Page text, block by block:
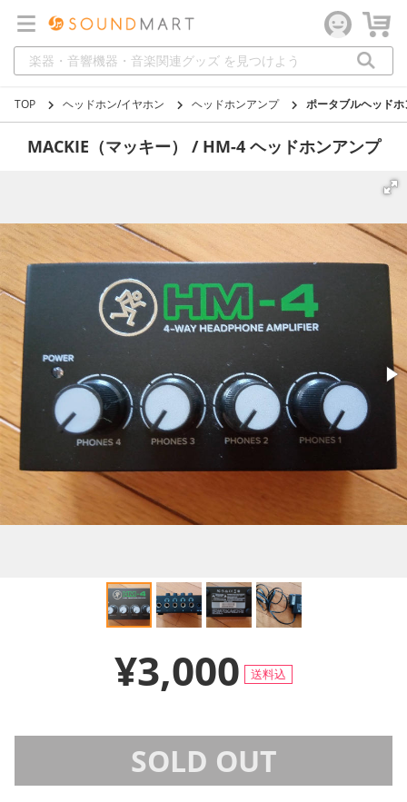
TOP ヘッドホン/イヤホン ヘッドホンアンプ ポータブルヘッド
MACKIE（マッキー） / HM-4 ヘッドホンアンプ
¥3,000 送料込
SOLD OUT